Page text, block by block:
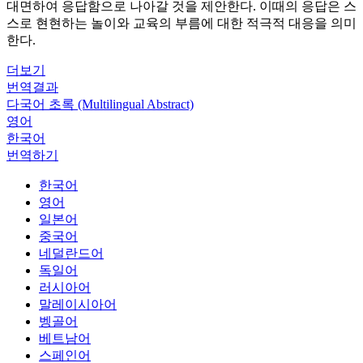
대면하여 응답함으로 나아갈 것을 제안한다. 이때의 응답은 스
스로 현현하는 놀이와 교육의 부름에 대한 적극적 대응을 의미
한다.
더보기
번역결과
다국어 초록 (Multilingual Abstract)
영어
한국어
번역하기
한국어
영어
일본어
중국어
네덜란드어
독일어
러시아어
말레이시아어
벵골어
베트남어
스페인어